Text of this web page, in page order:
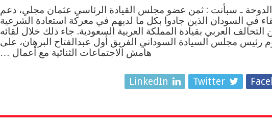
الدوحة ـ سبأنت : ثمن عضو مجلس القيادة الرئاسي عثمان مجلي، دعم
في السودان الذين جادوا بكل ما لديهم في معركة استعادة الشرعية
العربي بقيادة المملكة العربية السعودية. جاء ذلك خلال لقائه
رئيس مجلس السيادة السوداني الفريق أول عبدالفتاح البرهان، على
هامش الاجتماعات الثنائية مع أعمال …
Twitter
LinkedIn